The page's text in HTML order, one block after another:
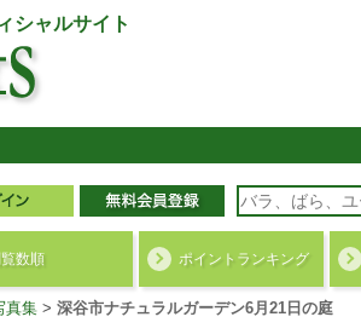
シャルサイト
数順 ポイント ランキング
真集 > 深谷市ナチュラルガーデン6月21日の庭